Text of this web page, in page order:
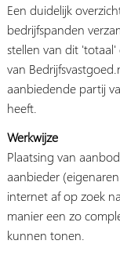
Een duidelijk
bedrijfspanden
stellen van dit
van
aanbiedende partij
heeft.
Werkwijze
Plaatsing van
aanbieder
internet af op zoek
manier een zo
kunnen tonen.